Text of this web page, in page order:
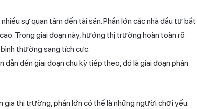
sự quan tâm đến tài sản. Phần lớn các nhà đầu tư bắt
Trong giai đoạn này, hướng thị trường hoàn toàn rõ
thường sang tích cực.
đến giai đoạn chu kỳ tiếp theo, đó là giai đoạn phân
gia thị trường, phần lớn có thể là những người chơi yếu.